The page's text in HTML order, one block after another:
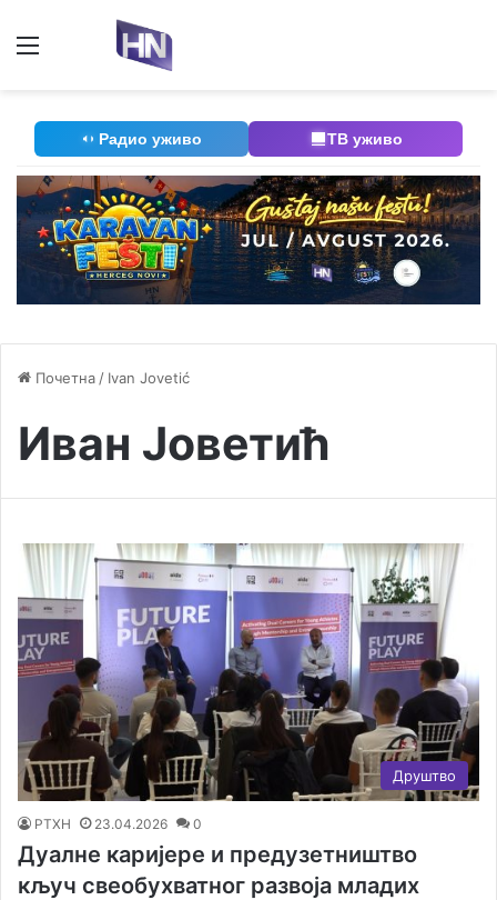
Радио уживо ТВ уживо
Почетна / Ivan Jovetić
Иван Јоветић
Друштво
РТХН 23.04.2026 0
Дуалне каријере и предузетништво
кључ свеобухватног развоја младих